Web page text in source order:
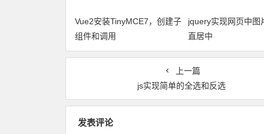
Vue2安装TinyMCE7，创建子
组件和调用
jquery实现网页中图
直居中
上一篇
js实现简单的全选和反选
发表评论